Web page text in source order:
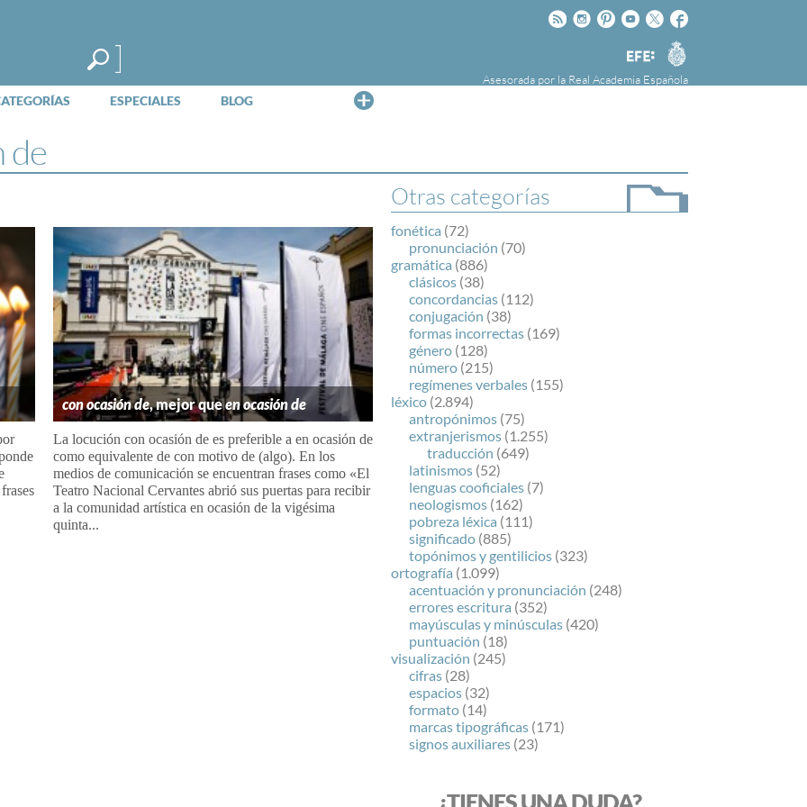
Facebook
Twitter
Youtube
Pinteres
Instagram
Rss
Agencia
EFE
Asesorada por la Real Academia Española
ESPECIALES BLOG
la Agencia Efe y la Real Academia Española,
cuyo objetivo es colaborar con el buen uso del
español en los medios de comunicación y en
Internet.
de
Otras categorías
fonética (72)
pronunciación (70)
gramática (886)
clásicos (38)
concordancias (112)
conjugación (38)
formas incorrectas (169)
género (128)
número (215)
regímenes verbales (155)
léxico (2.894)
antropónimos (75)
extranjerismos (1.255)
traducción (649)
latinismos (52)
lenguas cooficiales (7)
neologismos (162)
pobreza léxica (111)
significado (885)
topónimos y gentilicios (323)
ortografía (1.099)
acentuación y pronunciación (248)
errores escritura (352)
mayúsculas y minúsculas (420)
puntuación (18)
visualización (245)
cifras (28)
espacios (32)
formato (14)
marcas tipográficas (171)
signos auxiliares (23)
con ocasión de, mejor queen ocasión de
La locución con ocasión de es preferible a en ocasión de
como equivalente de con motivo de (algo). En los
medios de comunicación se encuentran frases como «El
Teatro Nacional Cervantes abrió sus puertas para recibir
a la comunidad artística en ocasión de la vigésima
quinta...
¿TIENES UNA DUDA?